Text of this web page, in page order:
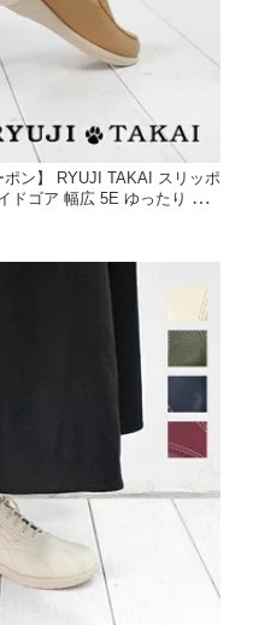
ン】 RYUJI TAKAI スリッポ
ドゴア 幅広 5E ゆったり 歩
SR-778]